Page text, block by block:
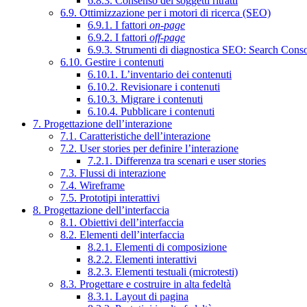
6.9. Ottimizzazione per i motori di ricerca (SEO)
6.9.1. I fattori on-page
6.9.2. I fattori off-page
6.9.3. Strumenti di diagnostica SEO: Search
6.10. Gestire i contenuti
6.10.1. L’inventario dei contenuti
6.10.2. Revisionare i contenuti
6.10.3. Migrare i contenuti
6.10.4. Pubblicare i contenuti
7. Progettazione dell’interazione
7.1. Caratteristiche dell’interazione
7.2. User stories per definire l’interazione
7.2.1. Differenza tra scenari e user stories
7.3. Flussi di interazione
7.4. Wireframe
7.5. Prototipi interattivi
8. Progettazione dell’interfaccia
8.1. Obiettivi dell’interfaccia
8.2. Elementi dell’interfaccia
8.2.1. Elementi di composizione
8.2.2. Elementi interattivi
8.2.3. Elementi testuali (microtesti)
8.3. Progettare e costruire in alta fedeltà
8.3.1. Layout di pagina